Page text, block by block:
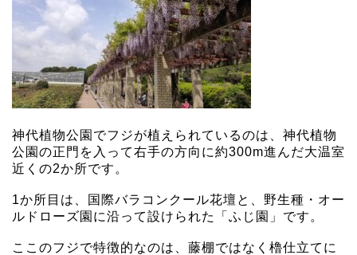
神代植物公園でフジが植えられているのは、神代植物
公園の正門を入って右手の方向に約300m進んだ大温室
近くの2か所です。
1か所目は、国際バラコンクール花壇と、野生種・オー
ルドローズ園に沿って設けられた「ふじ園」です。
ここのフジで特徴的なのは、藤棚ではなく櫓仕立てに